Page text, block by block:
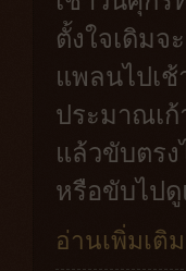
ตั้งใจเดิมจ
แพลนไปเ
ประมาณเก้
แล้วขับตรง
หรือขับไป
อ่านเพิ่มเติ